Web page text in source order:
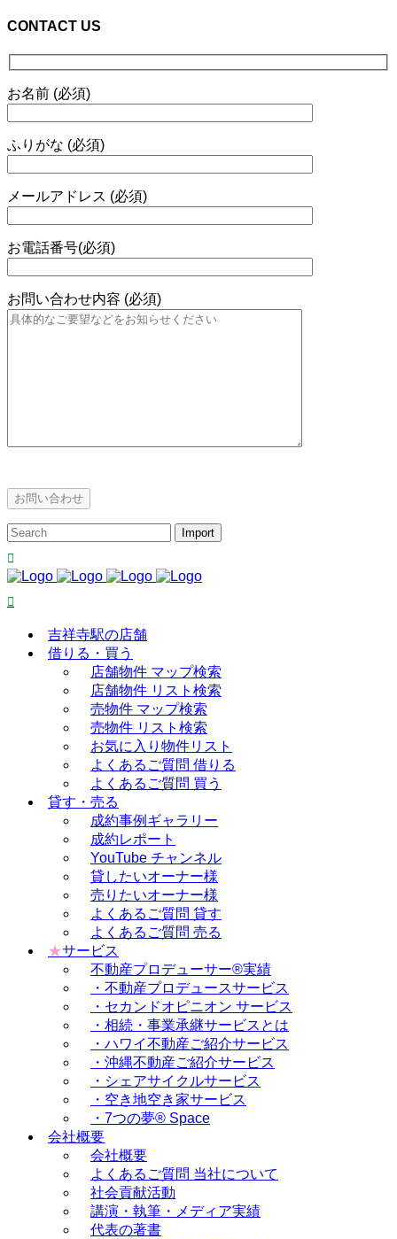
CONTACT US
お名前 (必須)
ふりがな (必須)
メールアドレス (必須)
お電話番号(必須)
お問い合わせ内容 (必須)
吉祥寺駅の店舗
借りる・買う
店舗物件 マップ検索
店舗物件 リスト検索
売物件 マップ検索
売物件 リスト検索
お気に入り物件リスト
よくあるご質問 借りる
よくあるご質問 買う
貸す・売る
成約事例ギャラリー
成約レポート
YouTube チャンネル
貸したいオーナー様
売りたいオーナー様
よくあるご質問 貸す
よくあるご質問 売る
★サービス
不動産プロデューサー®実績
・不動産プロデュースサービス
・セカンドオピニオン サービス
・相続・事業承継サービスとは
・ハワイ不動産ご紹介サービス
・沖縄不動産ご紹介サービス
・シェアサイクルサービス
・空き地空き家サービス
・7つの夢® Space
会社概要
会社概要
よくあるご質問 当社について
社会貢献活動
講演・執筆・メディア実績
代表の著書